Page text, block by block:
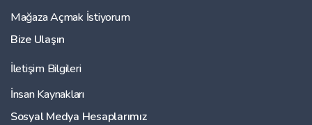
Mağaza Açmak İstiyorum
Bize Ulaşın
İletişim Bilgileri
İnsan Kaynakları
Sosyal Medya Hesaplarımız